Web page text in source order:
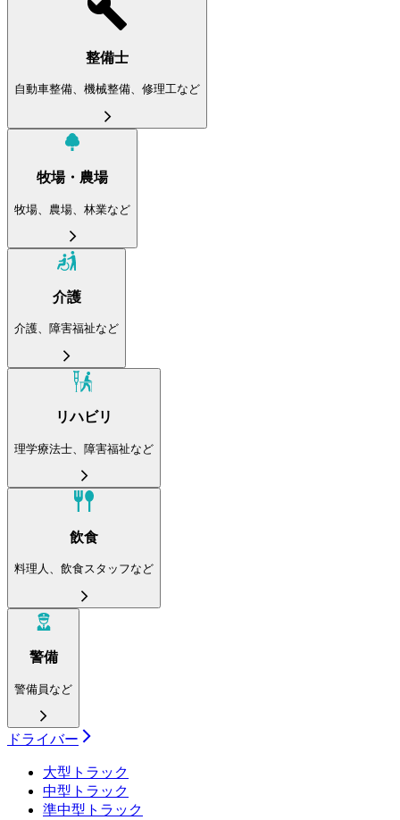
整備士
自動車整備、機械整備、修理工など
牧場・農場
牧場、農場、林業など
介護
介護、障害福祉など
リハビリ
理学療法士、障害福祉など
飲食
料理人、飲食スタッフなど
警備
警備員など
ドライバー
大型トラック
中型トラック
準中型トラック